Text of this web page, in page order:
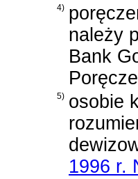
4)
należy
Bank
5) osobie
1996 r.